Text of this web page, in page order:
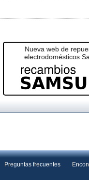
Nueva web de
electrodomésticos
Preguntas frecuentes